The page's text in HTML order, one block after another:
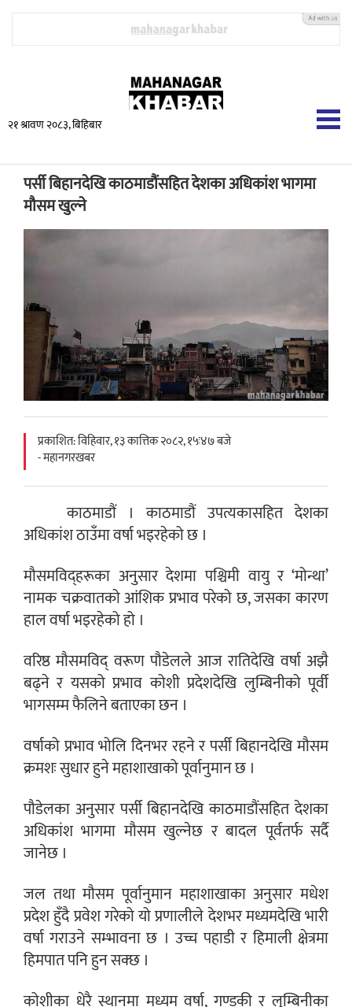
२१ श्रावण २०८३, बिहिबार
पर्सी बिहानदेखि काठमाडौंसहित देशका अधिकांश भागमा
मौसम खुल्ने
प्रकाशित: विहिवार, १३ कात्तिक २०८२, १५ः४७ बजे
- महानगरखबर
काठमाडौं । काठमाडौं उपत्यकासहित देशका
अधिकांश ठाउँमा वर्षा भइरहेको छ ।
मौसमविद्हरूका अनुसार देशमा पश्चिमी वायु र ‘मोन्था’
नामक चक्रवातको आंशिक प्रभाव परेको छ, जसका कारण
हाल वर्षा भइरहेको हो ।
वरिष्ठ मौसमविद् वरूण पौडेलले आज रातिदेखि वर्षा अझै
बढ्ने र यसको प्रभाव कोशी प्रदेशदेखि लुम्बिनीको पूर्वी
भागसम्म फैलिने बताएका छन ।
वर्षाको प्रभाव भोलि दिनभर रहने र पर्सी बिहानदेखि मौसम
क्रमशः सुधार हुने महाशाखाको पूर्वानुमान छ ।
पौडेलका अनुसार पर्सी बिहानदेखि काठमाडौंसहित देशका
अधिकांश भागमा मौसम खुल्नेछ र बादल पूर्वतर्फ सर्दै
जानेछ ।
जल तथा मौसम पूर्वानुमान महाशाखाका अनुसार मधेश
प्रदेश हुँदै प्रवेश गरेको यो प्रणालीले देशभर मध्यमदेखि भारी
वर्षा गराउने सम्भावना छ । उच्च पहाडी र हिमाली क्षेत्रमा
हिमपात पनि हुन सक्छ ।